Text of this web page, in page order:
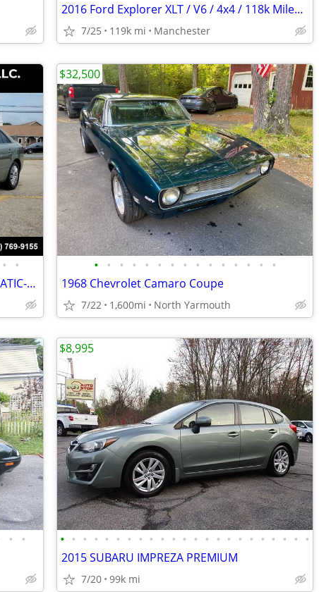
2016 Ford Explorer XLT / V6 / 4x4 / 118k Miles!!!!
7/25 119k mi Manchester
• •
2008 HYUNDAI SONATA SEDAN-AUTOMATIC-140K MILES-RUNS/DRIVES-CHEAP
• • • • • • • • • • • • • • •
1968 Chevrolet Camaro Coupe
7/22 1,600mi North Yarmouth
$32,500
• • • • • • • • • • • • • • • • • • • • • • • • •
2015 SUBARU IMPREZA PREMIUM
7/20 99k mi
$8,995